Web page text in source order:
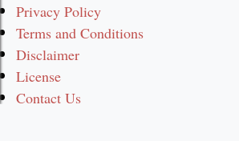
Privacy Policy
Terms and Conditions
Disclaimer
License
Contact Us